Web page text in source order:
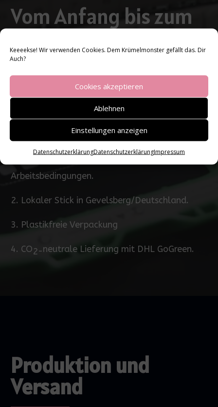
Keeeekse! Wir verwenden Cookies. Dem Krümelmonster gefällt das. Dir
Auch?
Cookies akzeptieren
Ablehnen
Einstellungen anzeigen
DatenschutzerklärungDatenschutzerklärungImpressum
Vom Anfang bis zum
Ende: Natürlich
nachhaltig!
1. Herstellung der Kleidung aus 100% Bio-
Arbeitsbedingungen.
2. Lokaler Stick in Gevelsberg/Deutschland.
3. Plastikfreie Verpackung
4. CO2-neutrale Lieferung mit DHL GoGreen.
Produktion und
Versand